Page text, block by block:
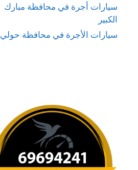
سيارات أجرة في محافظة مبارك
الكبير
سيارات الأجرة في محافظة حولي